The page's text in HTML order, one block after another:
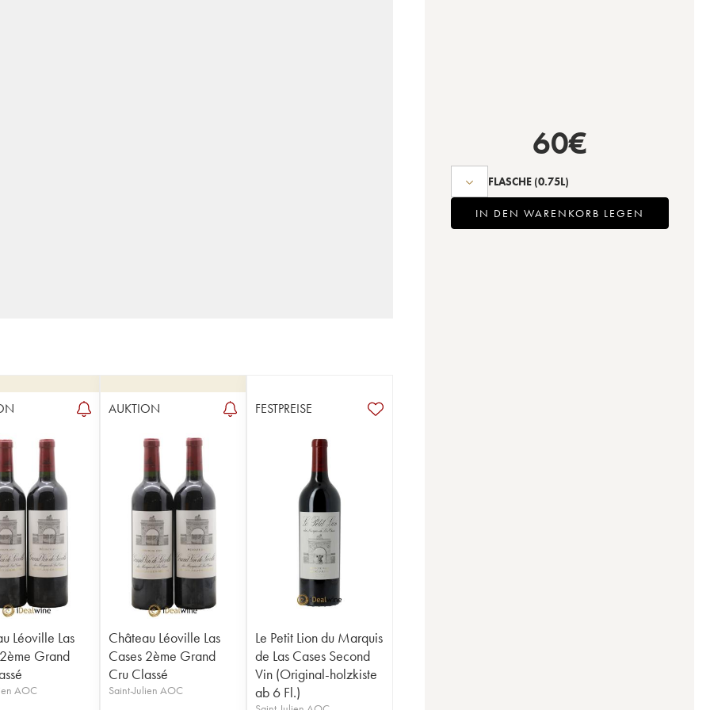
Léoville Las
Grand
AOC
AUKTION
Château Léoville Las
Cases 2ème Grand
Cru Classé
Saint-Julien AOC
FESTPREISE
Le Petit Lion du Marquis
de Las Cases Second
Vin (Original-holzkiste
ab 6 Fl.)
60€
FLASCHE (0.75L)
IN DEN WARENKORB LEGEN